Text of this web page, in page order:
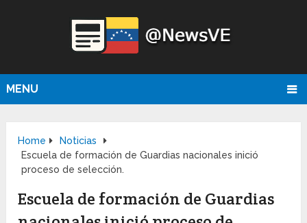
MENU
Home
Noticias
Escuela de formación de Guardias nacionales inició
proceso de selección.
Escuela de formación de Guardias